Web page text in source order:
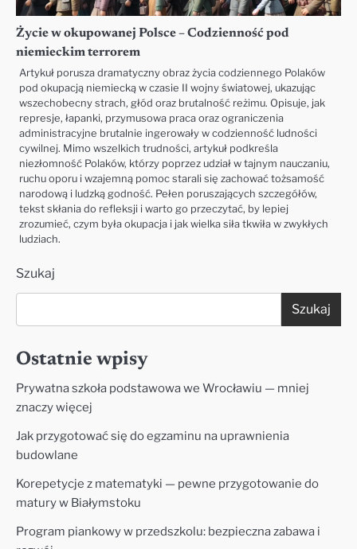
Życie w okupowanej Polsce – Codzienność pod
niemieckim terrorem
Artykuł porusza dramatyczny obraz życia codziennego Polaków
pod okupacją niemiecką w czasie II wojny światowej, ukazując
wszechobecny strach, głód oraz brutalność reżimu. Opisuje, jak
represje, łapanki, przymusowa praca oraz ograniczenia
administracyjne brutalnie ingerowały w codzienność ludności
cywilnej. Mimo wszelkich trudności, artykuł podkreśla
niezłomność Polaków, którzy poprzez udział w tajnym nauczaniu,
ruchu oporu i wzajemną pomoc starali się zachować tożsamość
narodową i ludzką godność. Pełen poruszających szczegółów,
tekst skłania do refleksji i warto go przeczytać, by lepiej
zrozumieć, czym była okupacja i jak wielka siła tkwiła w zwykłych
ludziach.
Szukaj
Szukaj
Ostatnie wpisy
Prywatna szkoła podstawowa we Wrocławiu — mniej
znaczy więcej
Jak przygotować się do egzaminu na uprawnienia
budowlane
Korepetycje z matematyki — pewne przygotowanie do
matury w Białymstoku
Program piankowy w przedszkolu: bezpieczna zabawa i